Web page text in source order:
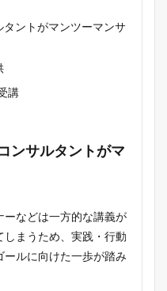
ントがマンツーマンサ
講
ンサルタントがマ
ーなどは一方的な講義が
まうため、実践・行動
ルに向けた一歩が踏み